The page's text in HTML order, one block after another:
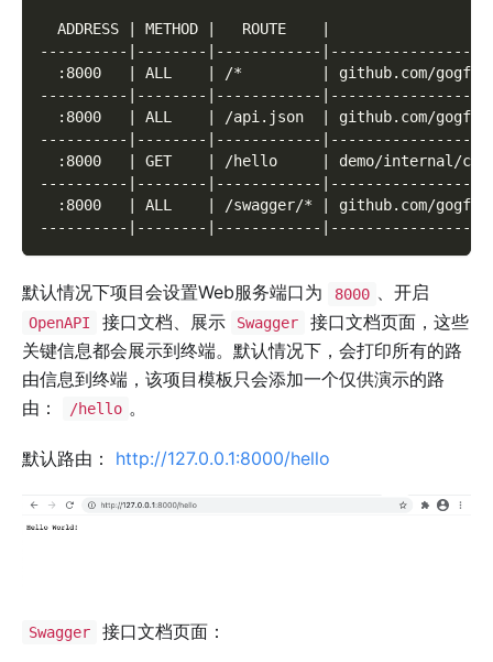
ADDRESS | METHOD |   ROUTE    |
----------|--------|------------
:8000   | ALL    | /*         | github.com/
----------|--------|------------
:8000   | ALL    | /api.json  | github.com/gogf/
----------|--------|------------
:8000   | GET    | /hello     | demo/internal/
----------|--------|------------
:8000   | ALL    | /swagger/* | github.com/
----------|--------|------------
默认情况下项目会设置Web服务端口为 8000 、开启
OpenAPI 接口文档、展示 Swagger
接口文档页面，这些
关键信息都会展示到终端。默认情况下，会打印所有的路
由信息到终端，该项目模板只会添加一个仅供演示的路
由：
/hello 。
默认路由： http://127.0.0.1:8000/hello
Swagger 接口文档页面：